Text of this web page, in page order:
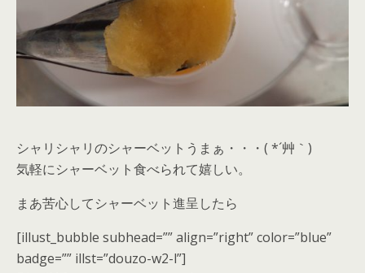
シャリシャリのシャーベットうまぁ・・・( *´艸｀)
気軽にシャーベット食べられて嬉しい。
まあ苦心してシャーベット進呈したら
[illust_bubble subhead=”” align=”right” color=”blue”
badge=”” illst=”douzo-w2-l”]